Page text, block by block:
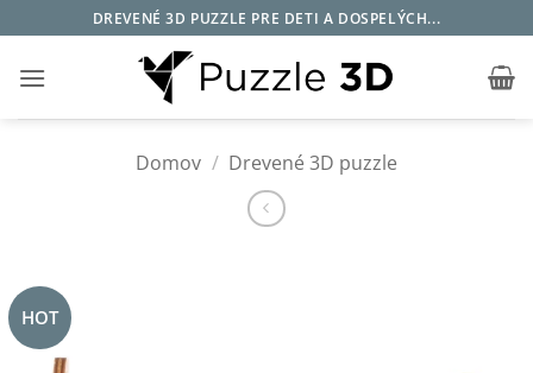
to
content
DREVENÉ 3D PUZZLE PRE DETI A DOSPELÝCH...
Domov / Drevené 3D puzzle
HOT